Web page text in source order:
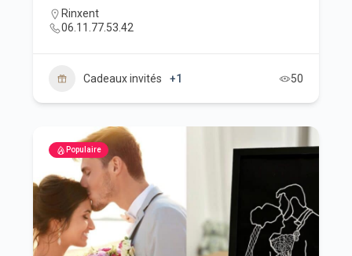
Rinxent
06.11.77.53.42
Cadeaux invités +1 50
Populaire